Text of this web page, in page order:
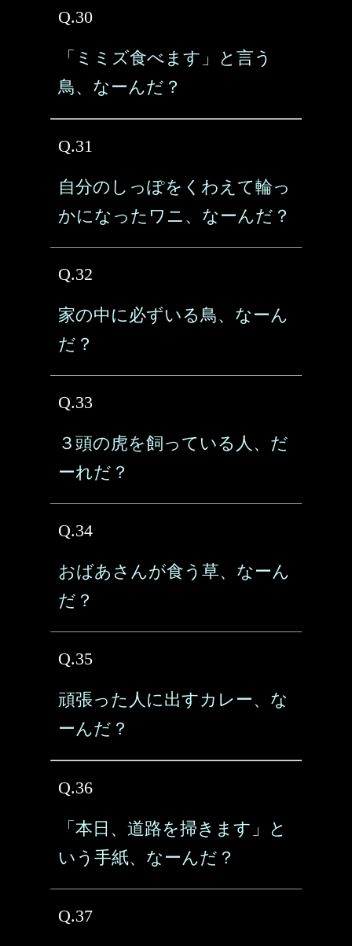
Q.30
「ミミズ食べます」と言う
鳥、なーんだ？
Q.31
自分のしっぽをくわえて輪っ
かになったワニ、なーんだ？
Q.32
家の中に必ずいる鳥、なーん
だ？
Q.33
３頭の虎を飼っている人、だ
ーれだ？
Q.34
おばあさんが食う草、なーん
だ？
Q.35
頑張った人に出すカレー、な
ーんだ？
Q.36
「本日、道路を掃きます」と
いう手紙、なーんだ？
Q.37